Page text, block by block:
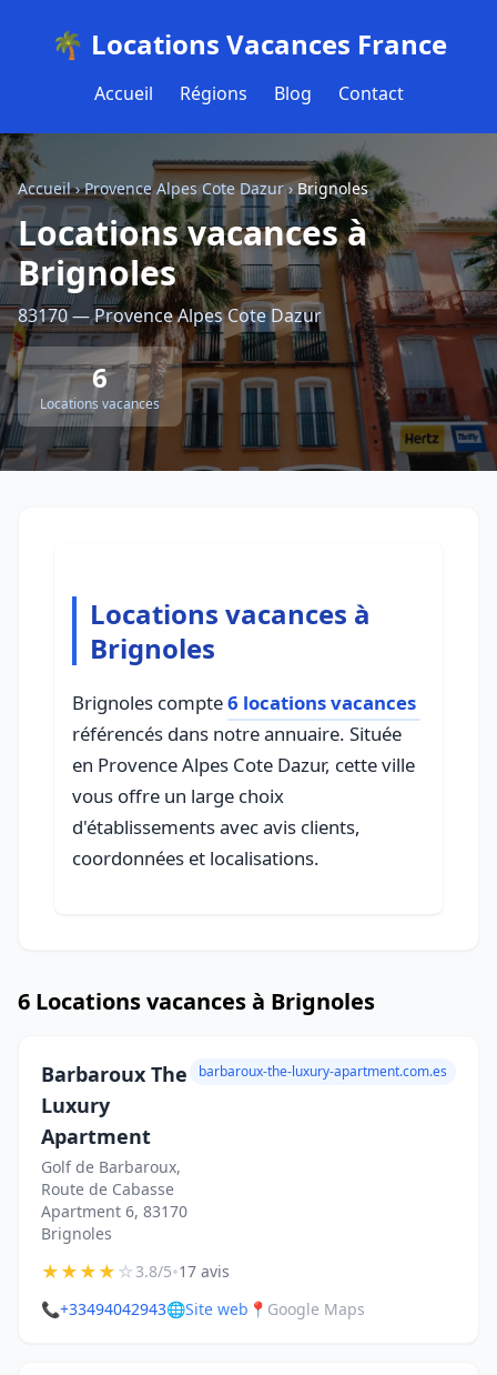
🌴 Locations Vacances France
Accueil Régions Blog Contact
Accueil›Provence Alpes Cote Dazur›Brignoles
Locations vacances à
Brignoles
83170 — Provence Alpes Cote Dazur
6
Locations vacances
Locations vacances à
Brignoles
Brignoles compte6 locations vacances
référencés dans notre annuaire. Située
en Provence Alpes Cote Dazur, cette ville
vous offre un large choix
d'établissements avec avis clients,
coordonnées et localisations.
6 Locations vacances à Brignoles
Barbaroux The
Luxury
Apartment
Golf de Barbaroux,
Route de Cabasse
Apartment 6, 83170
Brignoles
barbaroux-the-luxury-apartment.com.es
★★★★☆3.8/5•17 avis
📞+33494042943🌐Site web 📍 Google Maps